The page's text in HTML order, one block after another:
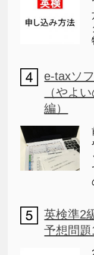
e-taxソ
（やよ
編）
英検準2
予想問題